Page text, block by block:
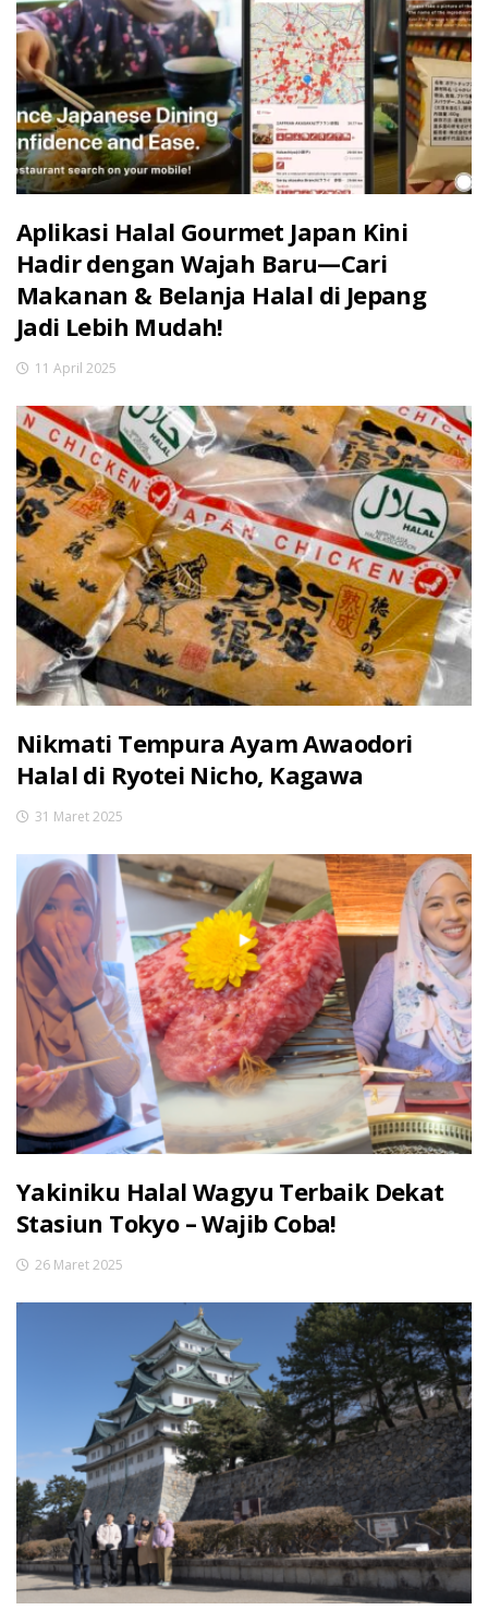
Aplikasi Halal Gourmet Japan Kini
Hadir dengan Wajah Baru—Cari
Makanan & Belanja Halal di Jepang
Jadi Lebih Mudah!
11 April 2025
Nikmati Tempura Ayam Awaodori
Halal di Ryotei Nicho, Kagawa
31 Maret 2025
Yakiniku Halal Wagyu Terbaik Dekat
Stasiun Tokyo – Wajib Coba!
26 Maret 2025